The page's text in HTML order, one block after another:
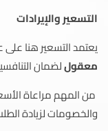
التسعير والإيرادات
يعتمد التسعير هنا
معقوللضمان
من المهم مراعاة
والخصومات لزيادة